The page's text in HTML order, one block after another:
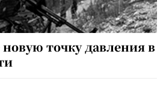
новую точку давления в